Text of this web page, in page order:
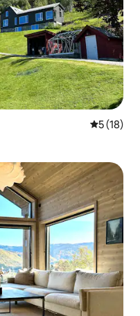
5 de uma
5 (18)
hóspedes